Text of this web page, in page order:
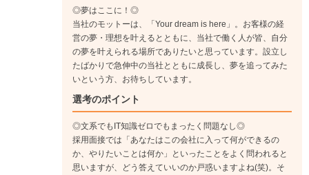
◎夢はここに！◎
当社のモットーは、「Your dream is here」。お客様の経
営の夢・理想を叶えるとともに、当社で働く人が皆、自分
の夢を叶えられる場所でありたいと思っています。設立し
たばかりで急伸中の当社とともに成長し、夢を追ってみた
いという方、お待ちしています。
選考のポイント
◎文系でもIT知識ゼロでもまったく問題なし◎
採用面接では「あなたはこの会社に入って何ができるの
か、やりたいことは何か」といったことをよく問われると
思いますが、どう答えていいのか戸惑いますよね(笑)。そ